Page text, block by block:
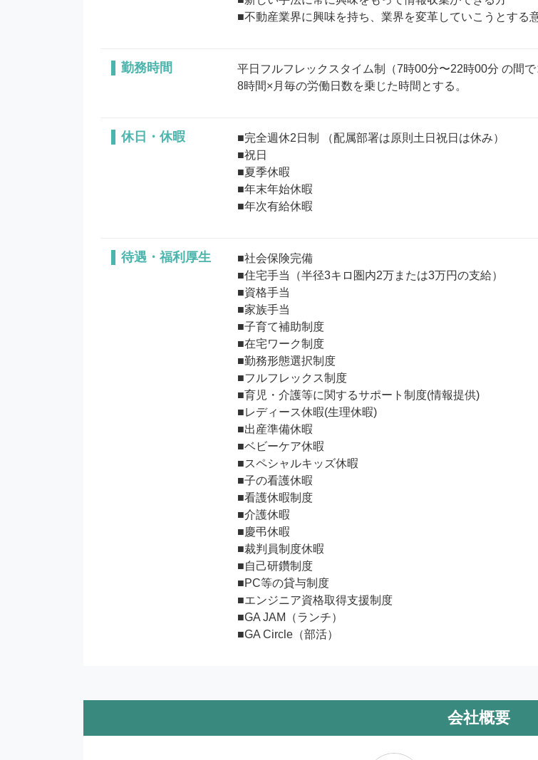
勤務時間
平日フルフレックスタイム制（7時00分〜22時00分 の間
8時間×月毎の労働日数を乗じた時間とする。
休日・休暇
■完全週休2日制 （配属部署は原則土日祝日は休み）
■祝日
■夏季休暇
■年末年始休暇
待遇・福利厚生
■社会保険完備
■住宅手当（半径3キロ圏内2万または3万円の支給）
■資格手当
■家族手当
■子育て補助制度
■在宅ワーク制度
■勤務形態選択制度
■フルフレックス制度
■育児・介護等に関するサポート制度(情報提供)
■レディース休暇(生理休暇)
■出産準備休暇
■ベビーケア休暇
■スペシャルキッズ休暇
■子の看護休暇
■看護休暇制度
■介護休暇
■慶弔休暇
■裁判員制度休暇
■自己研鑽制度
■PC等の貸与制度
■エンジニア資格取得支援制度
■GA JAM（ランチ）
■GA Circle（部活）
会社概要